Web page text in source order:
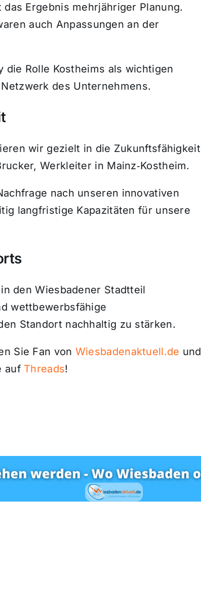
Ergebnis mehrjähriger Planung.
auch Anpassungen an der
Rolle Kostheims als wichtigen
des Unternehmens.
wir gezielt in die Zukunftsfähigkeit
Werkleiter in Mainz‑Kostheim.
nach unseren innovativen
langfristige Kapazitäten für unsere
den Wiesbadener Stadtteil
wettbewerbsfähige
Standort nachhaltig zu stärken.
Sie Fan von Wiesbadenaktuell.de und
auf Threads!